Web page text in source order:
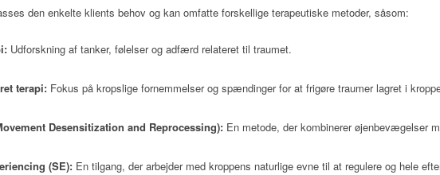
den enkelte klients behov og kan omfatte forskellige terapeutiske metoder, såsom:
Udforskning af tanker, følelser og adfærd relateret til traumet.
terapi: Fokus på kropslige fornemmelser og spændinger for at frigøre traumer lagret i
Desensitization and Reprocessing): En metode, der kombinerer øjenbevægelser
(SE): En tilgang, der arbejder med kroppens naturlige evne til at regulere og hele